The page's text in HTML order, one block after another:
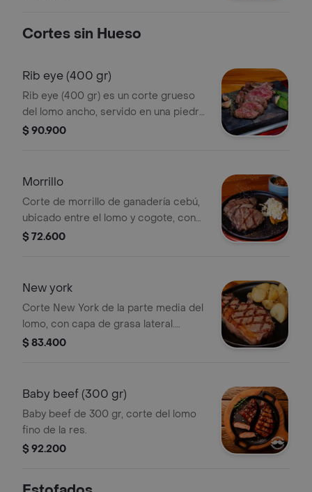
Cortes sin Hueso
Rib eye (400 gr)
Rib eye (400 gr) es un corte grueso
del lomo ancho, servido en una piedra
caliente. Incluye ajo y hierbas
$ 90.900
Morrillo
Corte de morrillo de ganadería cebú,
ubicado entre el lomo y cogote, con
grasa intramuscular y fibras firmes.
$ 72.600
New york
Corte New York de la parte media del
lomo, con capa de grasa lateral.
Acompañado de papas asadas.
$ 83.400
Baby beef (300 gr)
Baby beef de 300 gr, corte del lomo
fino de la res.
$ 92.200